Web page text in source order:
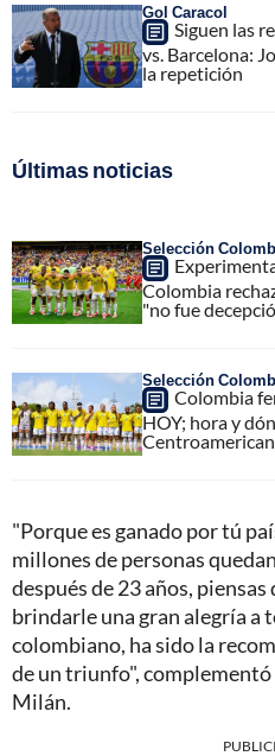
Gol Caracol
Siguen las
vs. Barcelona:
la repetición
Últimas noticias
Selección
Colombia
"no fue
Selección
Colombia
HOY; hora y
"Porque es ganado por tú
millones de personas
después de 23 años,
brindarle una gran alegría a
colombiano, ha sido la
de un triunfo",
Milán.